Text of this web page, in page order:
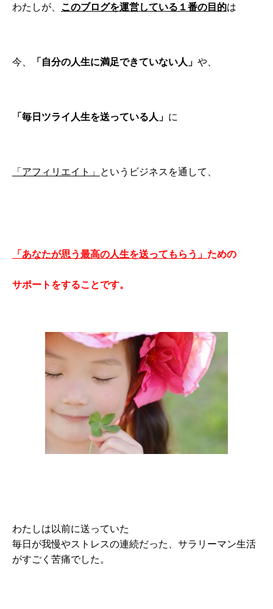
わたしが、 このブログを運営している１番の目的は
今、 「自分の人生に満足できていない人」 や、
「毎日ツライ人生を送っている人」 に
「アフィリエイト」 というビジネスを通して、
「あなたが思う最高の人生を送ってもらう」 ための
サポートをすることです。
わたしは以前に送っていた
毎日が我慢やストレスの連続だった、サラリーマン生活
がすごく苦痛でした。